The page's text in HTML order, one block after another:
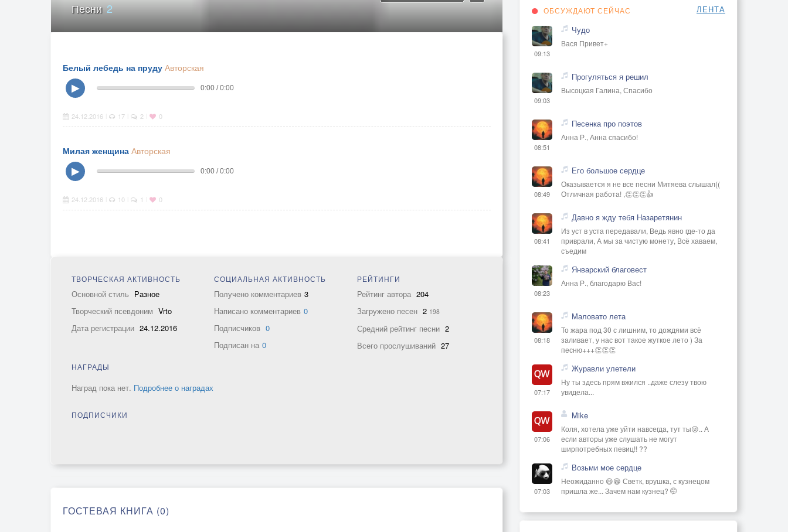
Песни2
Белый лебедь на пруду Авторская
▶
0:00 / 0:00
24.12.2016 17 2 0
Милая женщина Авторская
▶
0:00 / 0:00
24.12.2016 10 1 0
ТВОРЧЕСКАЯ АКТИВНОСТЬ
Основной стиль Разное
Творческий псевдоним Vrto
Дата регистрации 24.12.2016
СОЦИАЛЬНАЯ АКТИВНОСТЬ
Получено комментариев 3
Написано комментариев 0
Подписчиков 0
Подписан на 0
РЕЙТИНГИ
Рейтинг автора 204
Загружено песен 2 198
Средний рейтинг песни 2
Всего прослушиваний 27
НАГРАДЫ
Наград пока нет. Подробнее о наградах
ПОДПИСЧИКИ
ГОСТЕВАЯ КНИГА (0)
ОБСУЖДАЮТ СЕЙЧАС ЛЕНТА
09:13
Чудо
Вася Привет+
09:03
Прогуляться я решил
Высоцкая Галина, Спасибо
08:51
Песенка про поэтов
Анна Р., Анна спасибо!
08:49
Его большое сердце
Оказывается я не все песни Митяева слышал((
Отличная работа! ,👏👏👏👍
08:41
Давно я жду тебя Назаретянин
Из уст в уста передавали, Ведь явно где-то да
приврали, А мы за чистую монету, Всё хаваем,
съедим
08:23
Январский благовест
Анна Р., благодарю Вас!
08:18
Маловато лета
То жара под 30 с лишним, то дождями всё
заливает, у нас вот такое жуткое лето ) За
песню+++👏👏👏
07:17
Журавли улетели
Ну ты здесь прям вжился ..даже слезу твою
увидела...
07:06
Mike
Коля, хотела уже уйти навсегда, тут ты😜.. А
если авторы уже слушать не могут
ширпотребных певиц!! ??
07:03
Возьми мое сердце
Неожиданно 😄😁 Светк, врушка, с кузнецом
пришла же... Зачем нам кузнец? 🤭